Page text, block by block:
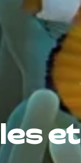
et